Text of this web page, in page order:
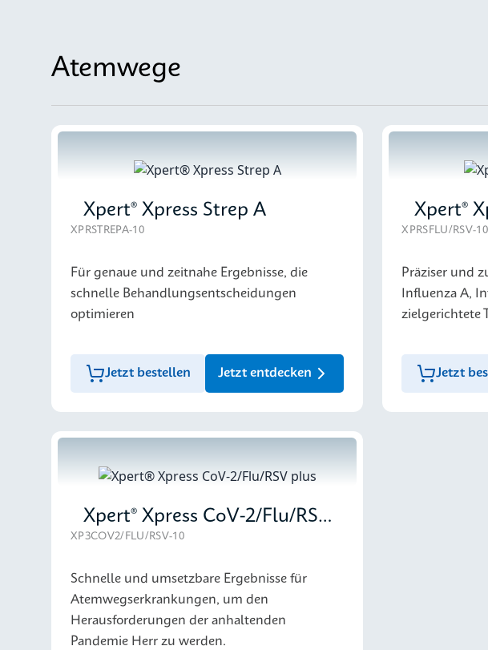
Atemwege
Xpert® Xpress Strep A
XPRSTREPA-10
Für genaue und zeitnahe Ergebnisse, die
schnelle Behandlungsentscheidungen
optimieren
Jetzt bestellen Jetzt entdecken
Xpert®
XPRSFLU/RSV-10
Präziser und
Influenza A,
zielgerichtete
Jetzt
Xpert® Xpress CoV-2/Flu/RSV plus
XP3COV2/FLU/RSV-10
Schnelle und umsetzbare Ergebnisse für
Atemwegserkrankungen, um den
Herausforderungen der anhaltenden
Pandemie Herr zu werden.